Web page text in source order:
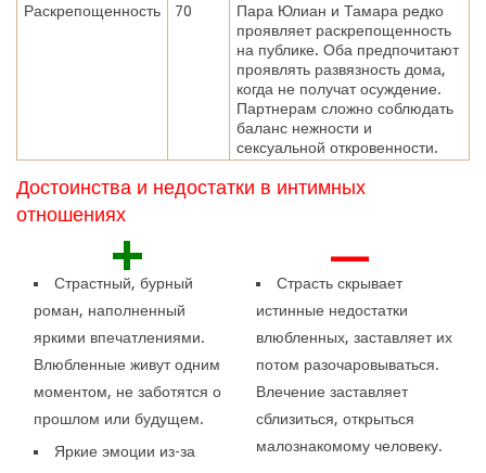
Раскрепощенность
70
Пара Юлиан и Тамара редко
проявляет раскрепощенность
на публике. Оба предпочитают
проявлять развязность дома,
когда не получат осуждение.
Партнерам сложно соблюдать
баланс нежности и
сексуальной откровенности.
Достоинства и недостатки в интимных
отношениях
+
Страстный, бурный
роман, наполненный
яркими впечатлениями.
Влюбленные живут одним
моментом, не заботятся о
прошлом или будущем.
Яркие эмоции из-за
—
Страсть скрывает
истинные недостатки
влюбленных, заставляет их
потом разочаровываться.
Влечение заставляет
сблизиться, открыться
малознакомому человеку.